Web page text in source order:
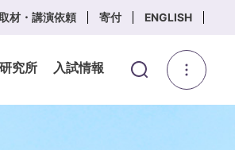
材・講演依頼 寄付 ENGLISH
究所 入試情報